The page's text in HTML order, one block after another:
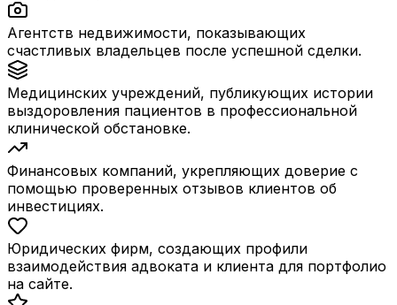
Агентств недвижимости, показывающих
счастливых владельцев после успешной сделки.
Медицинских учреждений, публикующих истории
выздоровления пациентов в профессиональной
клинической обстановке.
Финансовых компаний, укрепляющих доверие с
помощью проверенных отзывов клиентов об
инвестициях.
Юридических фирм, создающих профили
взаимодействия адвоката и клиента для портфолио
на сайте.